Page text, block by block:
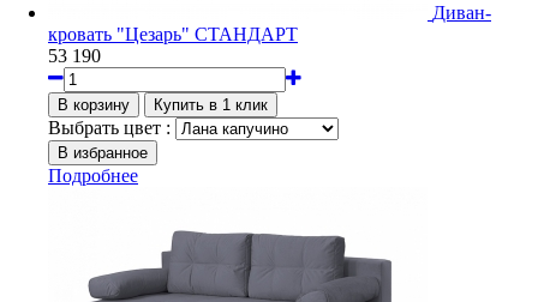
Диван-
кровать "Цезарь" СТАНДАРТ
53 190
Выбрать цвет :
Подробнее